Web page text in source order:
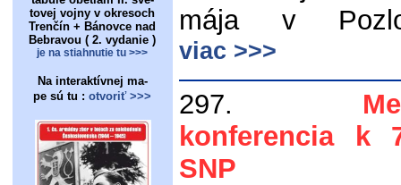
tovej vojny v okresoch
Trenčín + Bánovce nad
Bebravou ( 2. vydanie )
je na stiahnutie tu >>>
Na interaktívnej ma-
pe sú tu : otvoriť >>>
mája v
viac >>>
297.
konferencia k
SNP